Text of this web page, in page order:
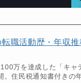
職活動歴・年収
万を達成した「キャ
住民税通知書付きの